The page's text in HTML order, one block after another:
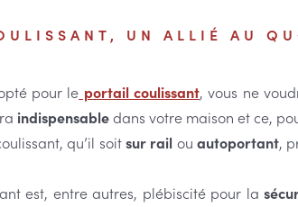
UN ALLIÉ AU
pour le portail coulissant, vous ne
indispensabledans votre maison et ce,
qu’il soitsur rail ouautoportant,
est, entre autres, plébiscité pour la